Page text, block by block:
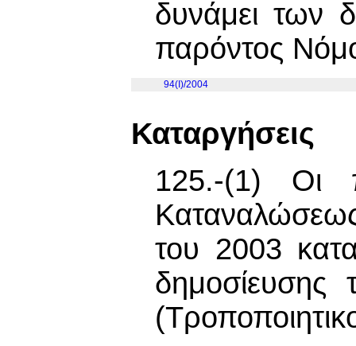
δυνάμει των
παρόντος
94(I)/2004
Καταργήσεις
125.-(1) Οι
του 2003
δημοσίευσης